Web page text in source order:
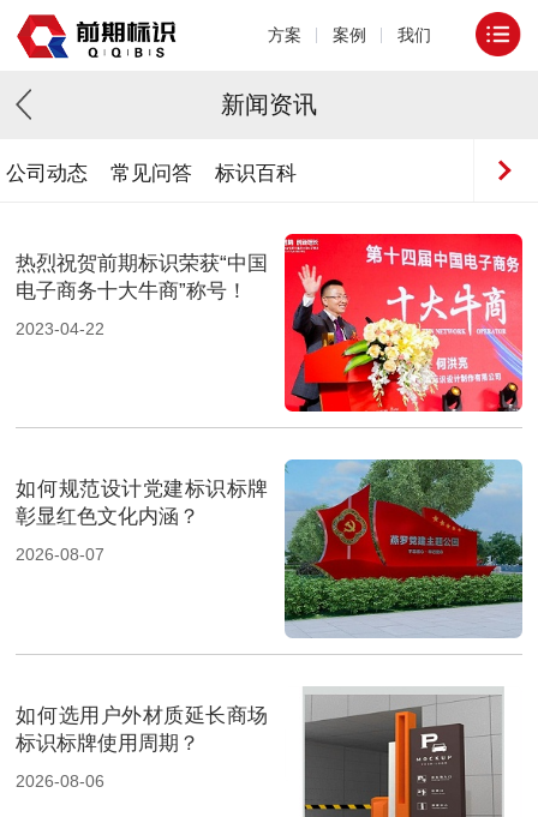
方案 案例 我们
新闻资讯
公司动态 常见问答 标识百科
热烈祝贺前期标识荣获“中国
电子商务十大牛商”称号！
2023-04-22
如何规范设计党建标识标牌
彰显红色文化内涵？
2026-08-07
如何选用户外材质延长商场
标识标牌使用周期？
2026-08-06